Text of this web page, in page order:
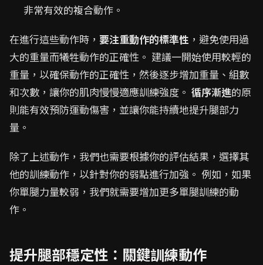
非常有效的複合動作。
在進行這些動作時， 要注重動作的標準性 ，避免使用過
大的重量而犧牲動作的正確性。 建議一開始使用較輕的
重量，以確保動作的正確性，然後逐步增加重量、組數
和次數，讓你的肌肉慢慢適應訓練強度。 循序漸進的原
則能有效預防運動傷害，並讓你能持續地提升腿部力
量。
除了上述動作，我們也需要根據你的評估結果，選擇其
他的訓練動作，以針對你的弱點進行加強。 例如，如果
你單腿力量較弱，我們就需要增加更多單腿訓練的動
作。
提升腿部穩定性：關鍵訓練動作